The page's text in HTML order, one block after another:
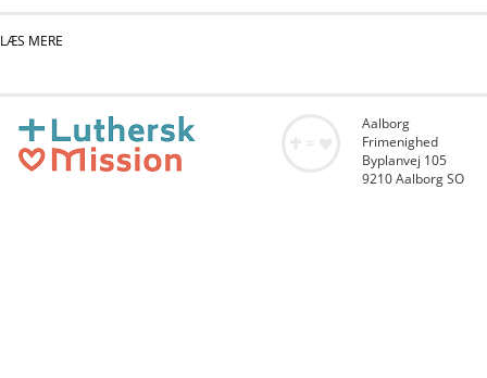
LÆS MERE
Aalborg
Frimenighed
Byplanvej 105
9210 Aalborg SO